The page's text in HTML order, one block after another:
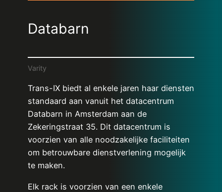
Databarn
Varity
Trans-IX biedt al enkele jaren haar diensten
standaard aan vanuit het datacentrum
Databarn in Amsterdam aan de
Zekeringstraat 35. Dit datacentrum is
voorzien van alle noodzakelijke faciliteiten
om betrouwbare dienstverlening mogelijk
te maken.
Elk rack is voorzien van een enkele